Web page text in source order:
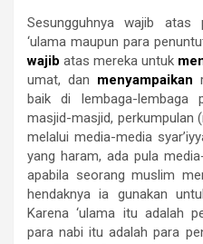
Sesungguhnya wajib atas
‘ulama maupun para
wajib atas mereka untuk
umat, dan menyampaikan
baik di lembaga-lembaga
masjid-masjid, perkumpulan
melalui media-media
yang haram, ada pula
apabila seorang muslim
hendaknya ia gunakan
Karena ‘ulama itu adalah
para nabi itu adalah para